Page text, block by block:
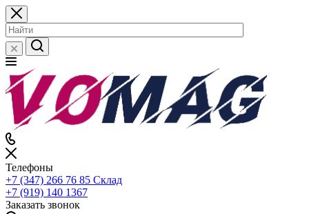
Телефоны
+7 (347) 266 76 85 Склад
+7 (919) 140 1367
Заказать звонок